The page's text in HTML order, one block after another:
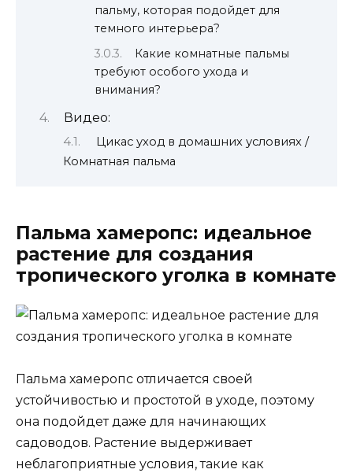
пальму, которая подойдет для
темного интерьера?
Какие комнатные пальмы
требуют особого ухода и
внимания?
Видео:
Цикас уход в домашних условиях /
Комнатная пальма
Пальма хамеропс: идеальное
растение для создания
тропического уголка в комнате
Пальма хамеропс отличается своей
устойчивостью и простотой в уходе, поэтому
она подойдет даже для начинающих
садоводов. Растение выдерживает
неблагоприятные условия, такие как